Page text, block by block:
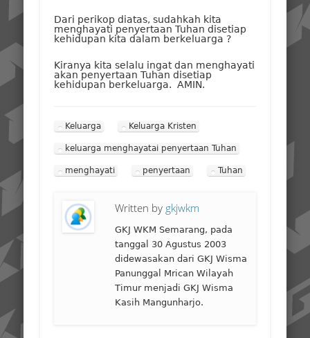
Dari perikop diatas, sudahkah kita
menghayati penyertaan Tuhan disetiap
kehidupan kita dalam berkeluarga ?
Kiranya kita selalu ingat dan menghayati
akan penyertaan Tuhan disetiap
kehidupan berkeluarga. AMIN.
Keluarga Keluarga Kristen
keluarga menghayatai penyertaan Tuhan
menghayati penyertaan Tuhan
Written by gkjwkm
GKJ WKM Semarang, pada
tanggal 30 Agustus 2003
didewasakan dari GKJ Wisma
Panunggal Mrican Wilayah
Timur menjadi GKJ Wisma
Kasih Mangunharjo.